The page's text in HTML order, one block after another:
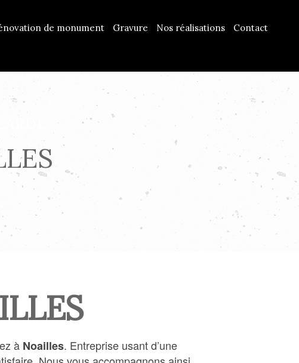
de monument Gravure Nos réalisations Contact
à Noailles. Entreprise usant d’une